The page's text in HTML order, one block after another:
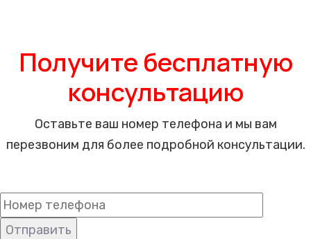
Получите бесплатную
консультацию
Оставьте ваш номер телефона и мы вам
перезвоним для более подробной консультации.